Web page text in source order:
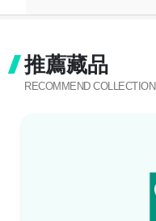
推薦藏品
RECOMMEND COLLECTION